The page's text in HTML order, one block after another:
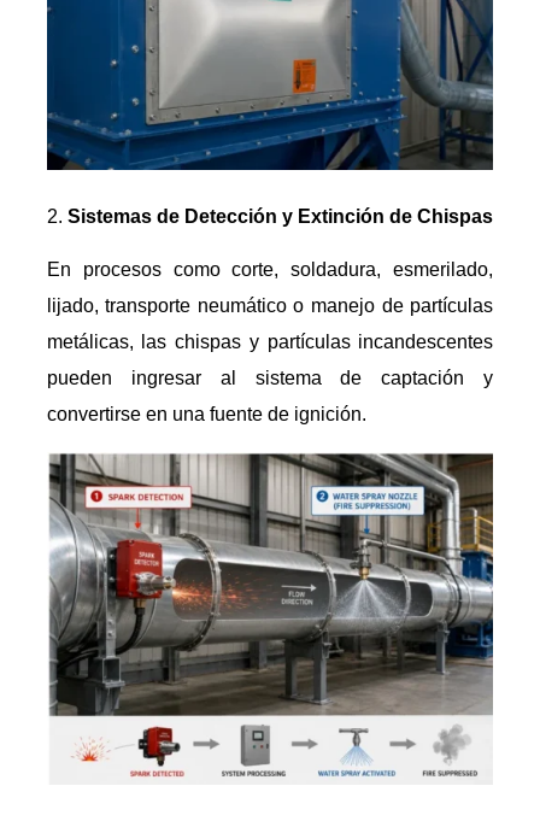
Sistemas de Detección y Extinción de Chispas
En procesos como corte, soldadura, esmerilado,
lijado, transporte neumático o manejo de partículas
metálicas, las chispas y partículas incandescentes
pueden ingresar al sistema de captación y
convertirse en una fuente de ignición.